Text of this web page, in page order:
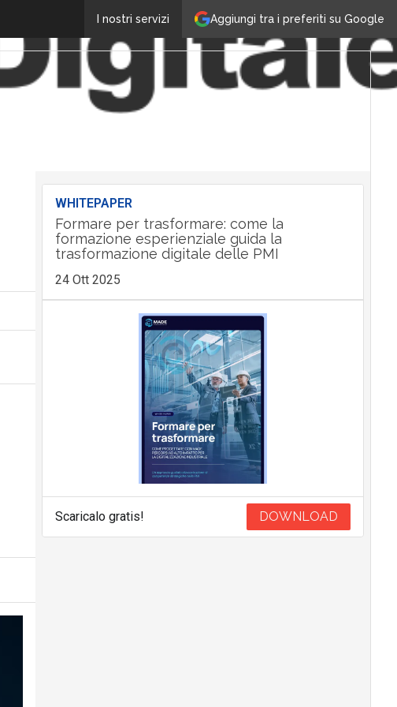
Aggiungi tra i preferiti su Google
I nostri servizi
WHITEPAPER
Formare per trasformare: come la
formazione esperienziale guida la
trasformazione digitale delle PMI
24 Ott 2025
Scaricalo gratis! DOWNLOAD